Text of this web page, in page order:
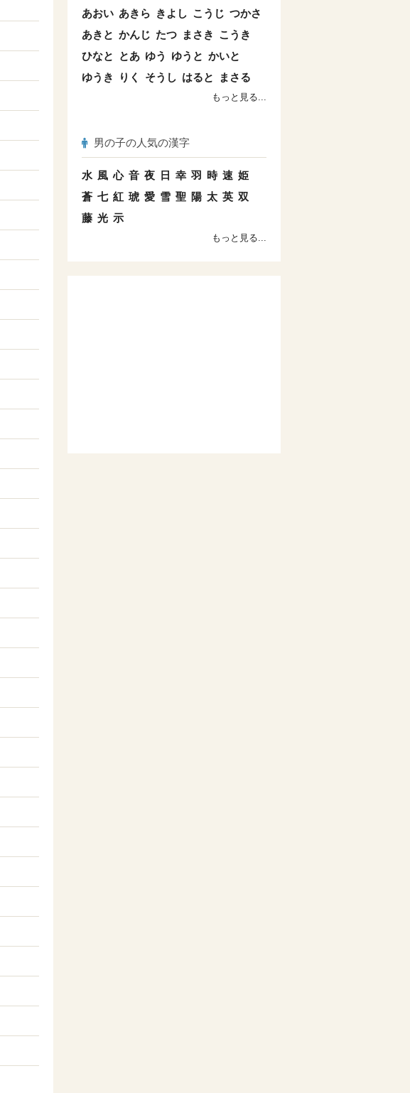
あおい あきら きよし こうじ つかさ
あきと かんじ たつ まさき こうき
ひなと
とあ ゆう ゆうと かいと
ゆうき
りく そうし はると まさる
もっと見る...
男の子の人気の漢字
水 風 心 音 夜 日 幸 羽 時 速 姫
蒼 七 紅 琥 愛 雪 聖 陽 太 英 双
藤 光 示
もっと見る...